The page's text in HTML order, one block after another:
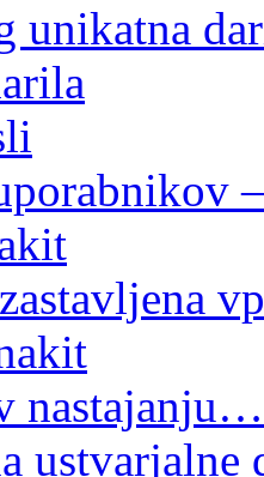
unikatna
nastajanju…
ustvarjalne